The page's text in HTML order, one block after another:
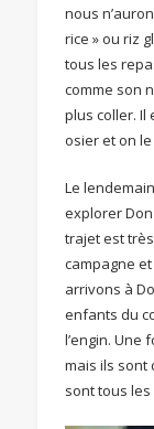
nous
rice » ou riz
tous les
comme son
plus coller. Il
osier et on
Le
explorer Don
trajet est
campagne
arrivons à
enfants du
l’engin. Une
mais ils sont
sont tous